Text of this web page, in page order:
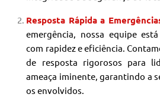
Resposta Rápida a
emergência, nossa equipe
com rapidez e eficiência.
de resposta rigorosos para
ameaça iminente, garantindo a
os envolvidos.